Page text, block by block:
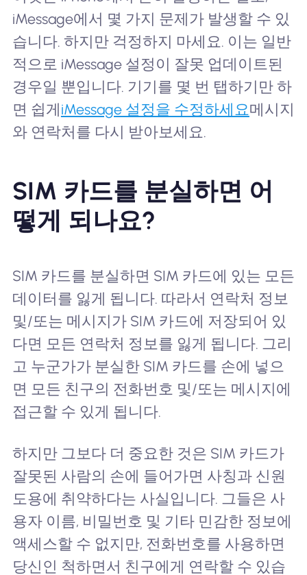
iMessage에서 몇 가지 문제가 발생할 수 있
습니다. 하지만 걱정하지 마세요. 이는 일반
적으로 iMessage 설정이 잘못 업데이트된
경우일 뿐입니다. 기기를 몇 번 탭하기만 하
면 쉽게iMessage 설정을 수정하세요메시지
와 연락처를 다시 받아보세요.
SIM 카드를 분실하면 어
떻게 되나요?
SIM 카드를 분실하면 SIM 카드에 있는 모든
데이터를 잃게 됩니다. 따라서 연락처 정보
및/또는 메시지가 SIM 카드에 저장되어 있
다면 모든 연락처 정보를 잃게 됩니다. 그리
고 누군가가 분실한 SIM 카드를 손에 넣으
면 모든 친구의 전화번호 및/또는 메시지에
접근할 수 있게 됩니다.
하지만 그보다 더 중요한 것은 SIM 카드가
잘못된 사람의 손에 들어가면 사칭과 신원
도용에 취약하다는 사실입니다. 그들은 사
용자 이름, 비밀번호 및 기타 민감한 정보에
액세스할 수 없지만, 전화번호를 사용하면
당신인 척하면서 친구에게 연락할 수 있습